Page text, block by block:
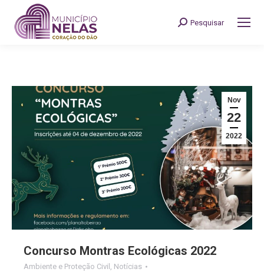
Search:
Pesquisar
Nov
22
2022
Concurso Montras Ecológicas 2022
Ambiente e Proteção Civil , Notícias